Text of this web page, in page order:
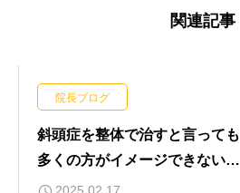
関連記事
院長ブログ
斜頭症を整体で治すと言っても
多くの方がイメージできないと
思います。
2025.02.17